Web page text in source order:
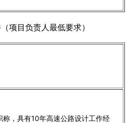
项目负责人最低要求）
称，具有10年高速公路设计工作经